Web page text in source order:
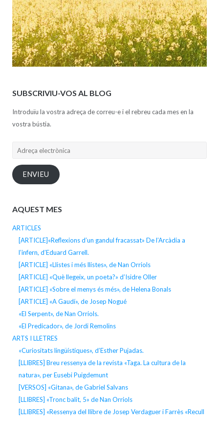
SUBSCRIVIU-VOS AL BLOG
Introduïu la vostra adreça de correu-e i el rebreu cada mes en la
vostra bústia.
Adreça
ENVIEU
AQUEST MES
ARTICLES
[ARTICLE]«Reflexions d’un gandul fracassat» De l’Arcàdia a
l’infern, d’Eduard Garrell.
[ARTICLE] «Llistes i més llistes», de Nan Orriols
[ARTICLE] «Què llegeix, un poeta?» d’Isidre Oller
[ARTICLE] «Sobre el menys és més», de Helena Bonals
[ARTICLE] «A Gaudí», de Josep Nogué
«El Serpent», de Nan Orriols.
«El Predicador», de Jordi Remolins
ARTS I LLETRES
«Curiositats lingüístiques», d’Esther Pujadas.
[LLIBRES] Breu ressenya de la revista «Taga. La cultura de la
natura», per Eusebi Puigdemunt
[VERSOS] «Gitana», de Gabriel Salvans
[LLIBRES] «Tronc balit, 5» de Nan Orriols
[LLIBRES] «Ressenya del llibre de Josep Verdaguer i Farrès «Recull